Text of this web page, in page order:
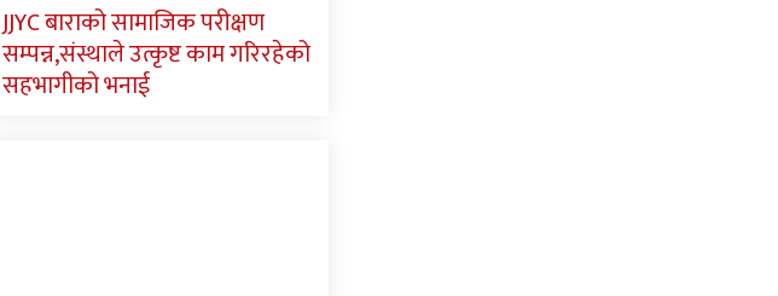
JJYC बाराको सामाजिक परीक्षण
सम्पन्न,संस्थाले उत्कृष्ट काम गरिरहेको
सहभागीको भनाई